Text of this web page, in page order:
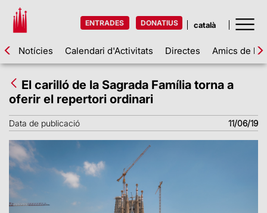
ENTRADES DONATIUS
Notícies Calendari d'Activitats Directes Amics de la
El carilló de la Sagrada Família torna a
oferir el repertori ordinari
Data de publicació 11/06/19